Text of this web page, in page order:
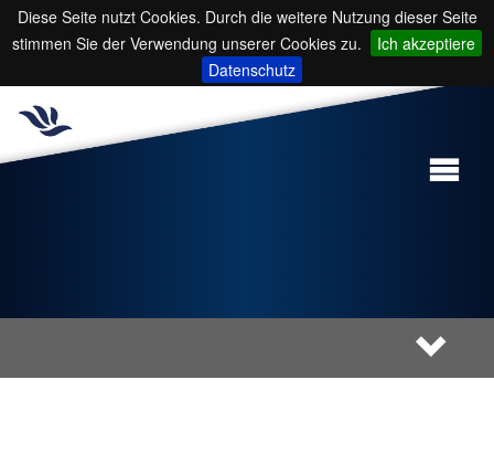
Diese Seite nutzt Cookies. Durch die weitere Nutzung dieser Seite
stimmen Sie der Verwendung unserer Cookies zu.
Ich akzeptiere
Datenschutz